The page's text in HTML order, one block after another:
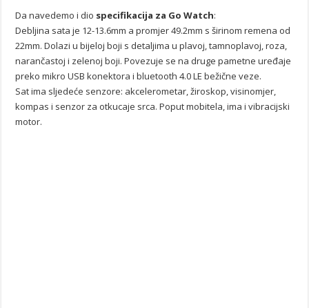
Da navedemo i dio specifikacija za Go Watch:
Debljina sata je 12-13.6mm a promjer 49.2mm s širinom remena od
22mm. Dolazi u bijeloj boji s detaljima u plavoj, tamnoplavoj, roza,
narančastoj i zelenoj boji. Povezuje se na druge pametne uređaje
preko mikro USB konektora i bluetooth 4.0 LE bežične veze.
Sat ima sljedeće senzore: akcelerometar, žiroskop, visinomjer,
kompas i senzor za otkucaje srca. Poput mobitela, ima i vibracijski
motor.